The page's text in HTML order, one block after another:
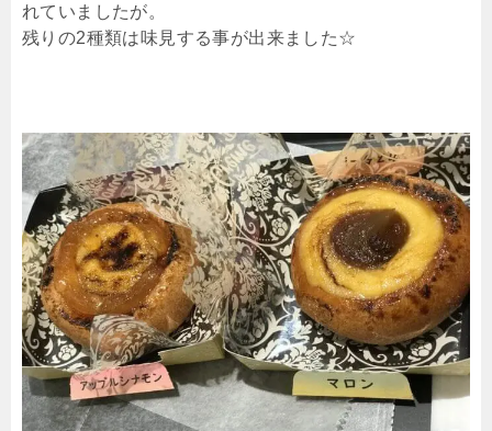
れていましたが。
残りの2種類は味見する事が出来ました☆